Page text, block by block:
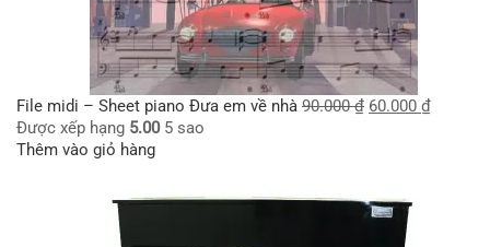
File midi – Sheet piano Đưa em về nhà 90.000₫ 60.000 ₫
Được xếp hạng 5.005 sao
Thêm vào giỏ hàng